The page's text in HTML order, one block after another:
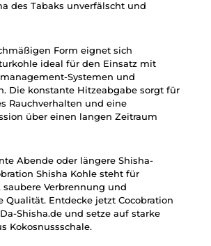
des Tabaks unverfälscht und
Form eignet sich
ideal für den Einsatz mit
Systemen und
Die konstante Hitzeabgabe sorgt für
Rauchverhalten und eine
über einen langen Zeitraum
Abende oder längere Shisha-
Shisha Kohle steht für
saubere Verbrennung und
Qualität. Entdecke jetzt Cocobration
Shisha.de und setze auf starke
Kokosnussschale.